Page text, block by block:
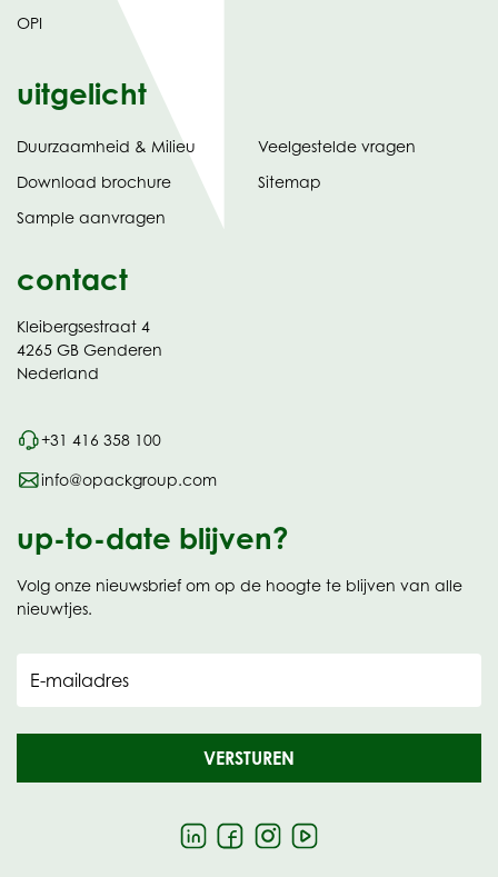
OPI
uitgelicht
Duurzaamheid & Milieu
Download brochure(opent
tabblad)
Sample aanvragen
Veelgestelde vragen
Sitemap
contact
Kleibergsestraat 4
4265 GB Genderen
Nederland
+31 416 358 100
info@opackgroup.com
up-to-date blijven?
Volg onze nieuwsbrief om op de hoogte te blijven van alle
nieuwtjes.
E-mailadres
VERSTUREN